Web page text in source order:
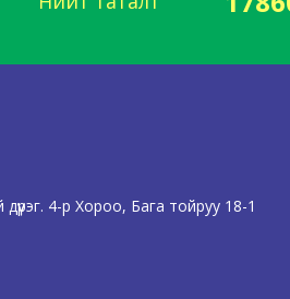
4-р Хороо, Бага тойруу 18-1